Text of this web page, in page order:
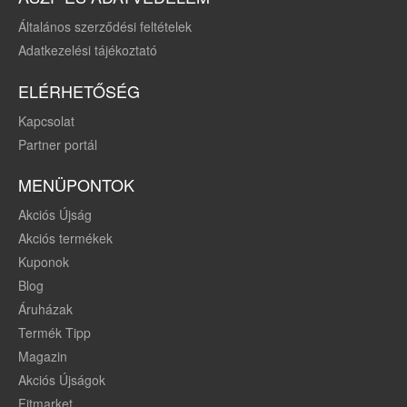
Általános szerződési feltételek
Adatkezelési tájékoztató
ELÉRHETŐSÉG
Kapcsolat
Partner portál
MENÜPONTOK
Akciós Újság
Akciós termékek
Kuponok
Blog
Áruházak
Termék Tipp
Magazin
Akciós Újságok